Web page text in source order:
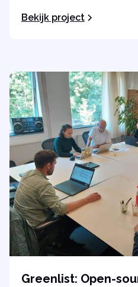
Bekijk project
Greenlist: Open-